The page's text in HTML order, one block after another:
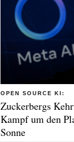
OPEN SOURCE KI:
Zuckerbergs
Kampf um den
Sonne